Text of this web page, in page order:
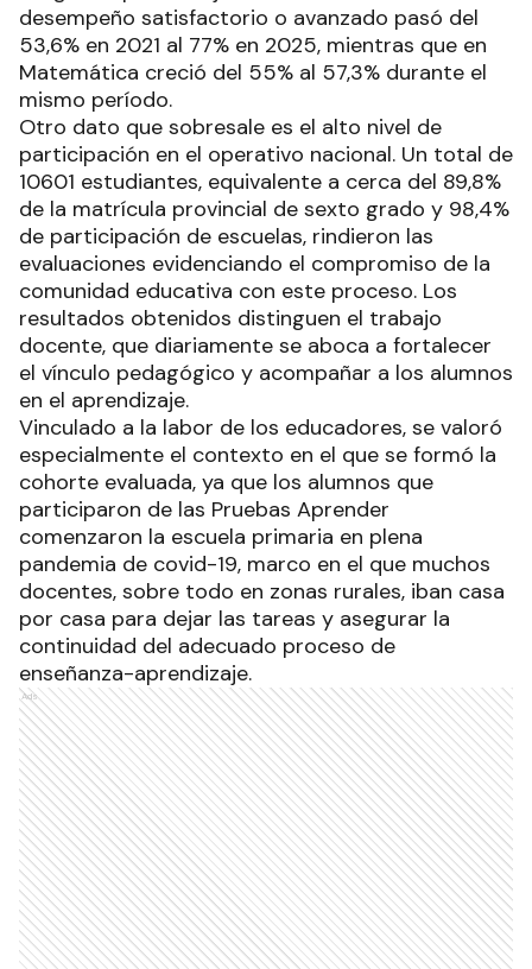
desempeño satisfactorio o avanzado pasó del
53,6% en 2021 al 77% en 2025, mientras que en
Matemática creció del 55% al 57,3% durante el
mismo período.
Otro dato que sobresale es el alto nivel de
participación en el operativo nacional. Un total de
10601 estudiantes, equivalente a cerca del 89,8%
de la matrícula provincial de sexto grado y 98,4%
de participación de escuelas, rindieron las
evaluaciones evidenciando el compromiso de la
comunidad educativa con este proceso. Los
resultados obtenidos distinguen el trabajo
docente, que diariamente se aboca a fortalecer
el vínculo pedagógico y acompañar a los alumnos
en el aprendizaje.
Vinculado a la labor de los educadores, se valoró
especialmente el contexto en el que se formó la
cohorte evaluada, ya que los alumnos que
participaron de las Pruebas Aprender
comenzaron la escuela primaria en plena
pandemia de covid-19, marco en el que muchos
docentes, sobre todo en zonas rurales, iban casa
por casa para dejar las tareas y asegurar la
continuidad del adecuado proceso de
enseñanza-aprendizaje.
Ads